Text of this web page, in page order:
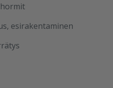
esirakentaminen